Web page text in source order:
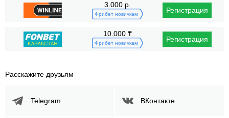
3.000 р.
Фрибет новичкам Регистрация
10.000 ₸
Фрибет новичкам Регистрация
Расскажите друзьям
Telegram ВКонтакте